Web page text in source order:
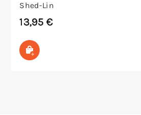
Shed-Lin
13,95€
In den Warenkorb